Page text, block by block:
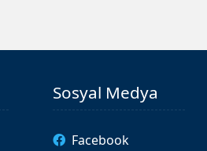
Sosyal Medya
Facebook